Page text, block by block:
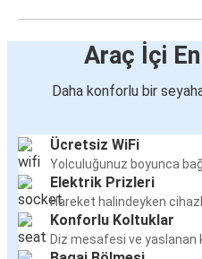
Araç İçi
Daha konforlu bir
Ücretsiz WiFi
Yolculuğunuz boyunca
Elektrik Prizleri
Hareket halindeyken
Konforlu Koltuklar
Diz mesafesi ve yaslanan